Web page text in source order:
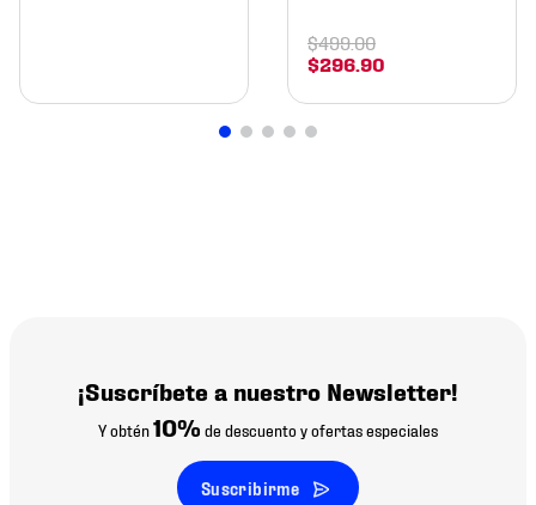
$296.90
$499.00
¡Suscríbete a nuestro Newsletter!
Y obtén10% de descuento y ofertas especiales
Suscribirme